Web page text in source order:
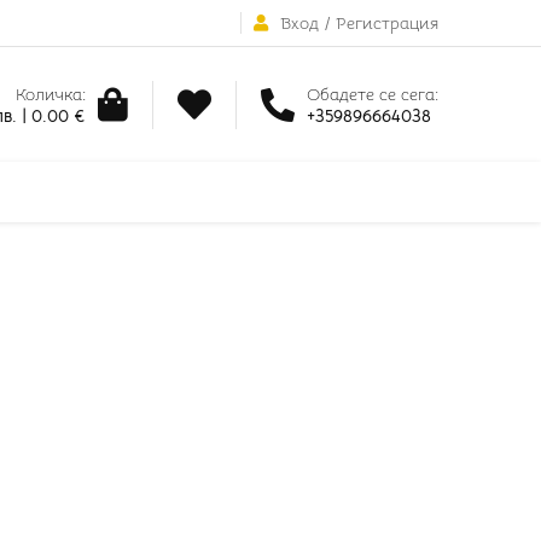
Вход / Регистрация
Количка:
| 0.00 €
Обадете се сега:
+359896664038